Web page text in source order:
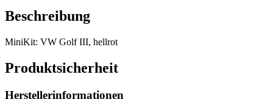
Beschreibung
MiniKit: VW Golf III, hellrot
Produktsicherheit
Herstellerinformationen